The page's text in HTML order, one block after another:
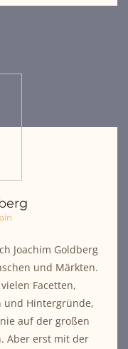
Joachim Goldberg
und Märkten.
Facetten,
und Hintergründe,
auf der großen
Aber erst mit der